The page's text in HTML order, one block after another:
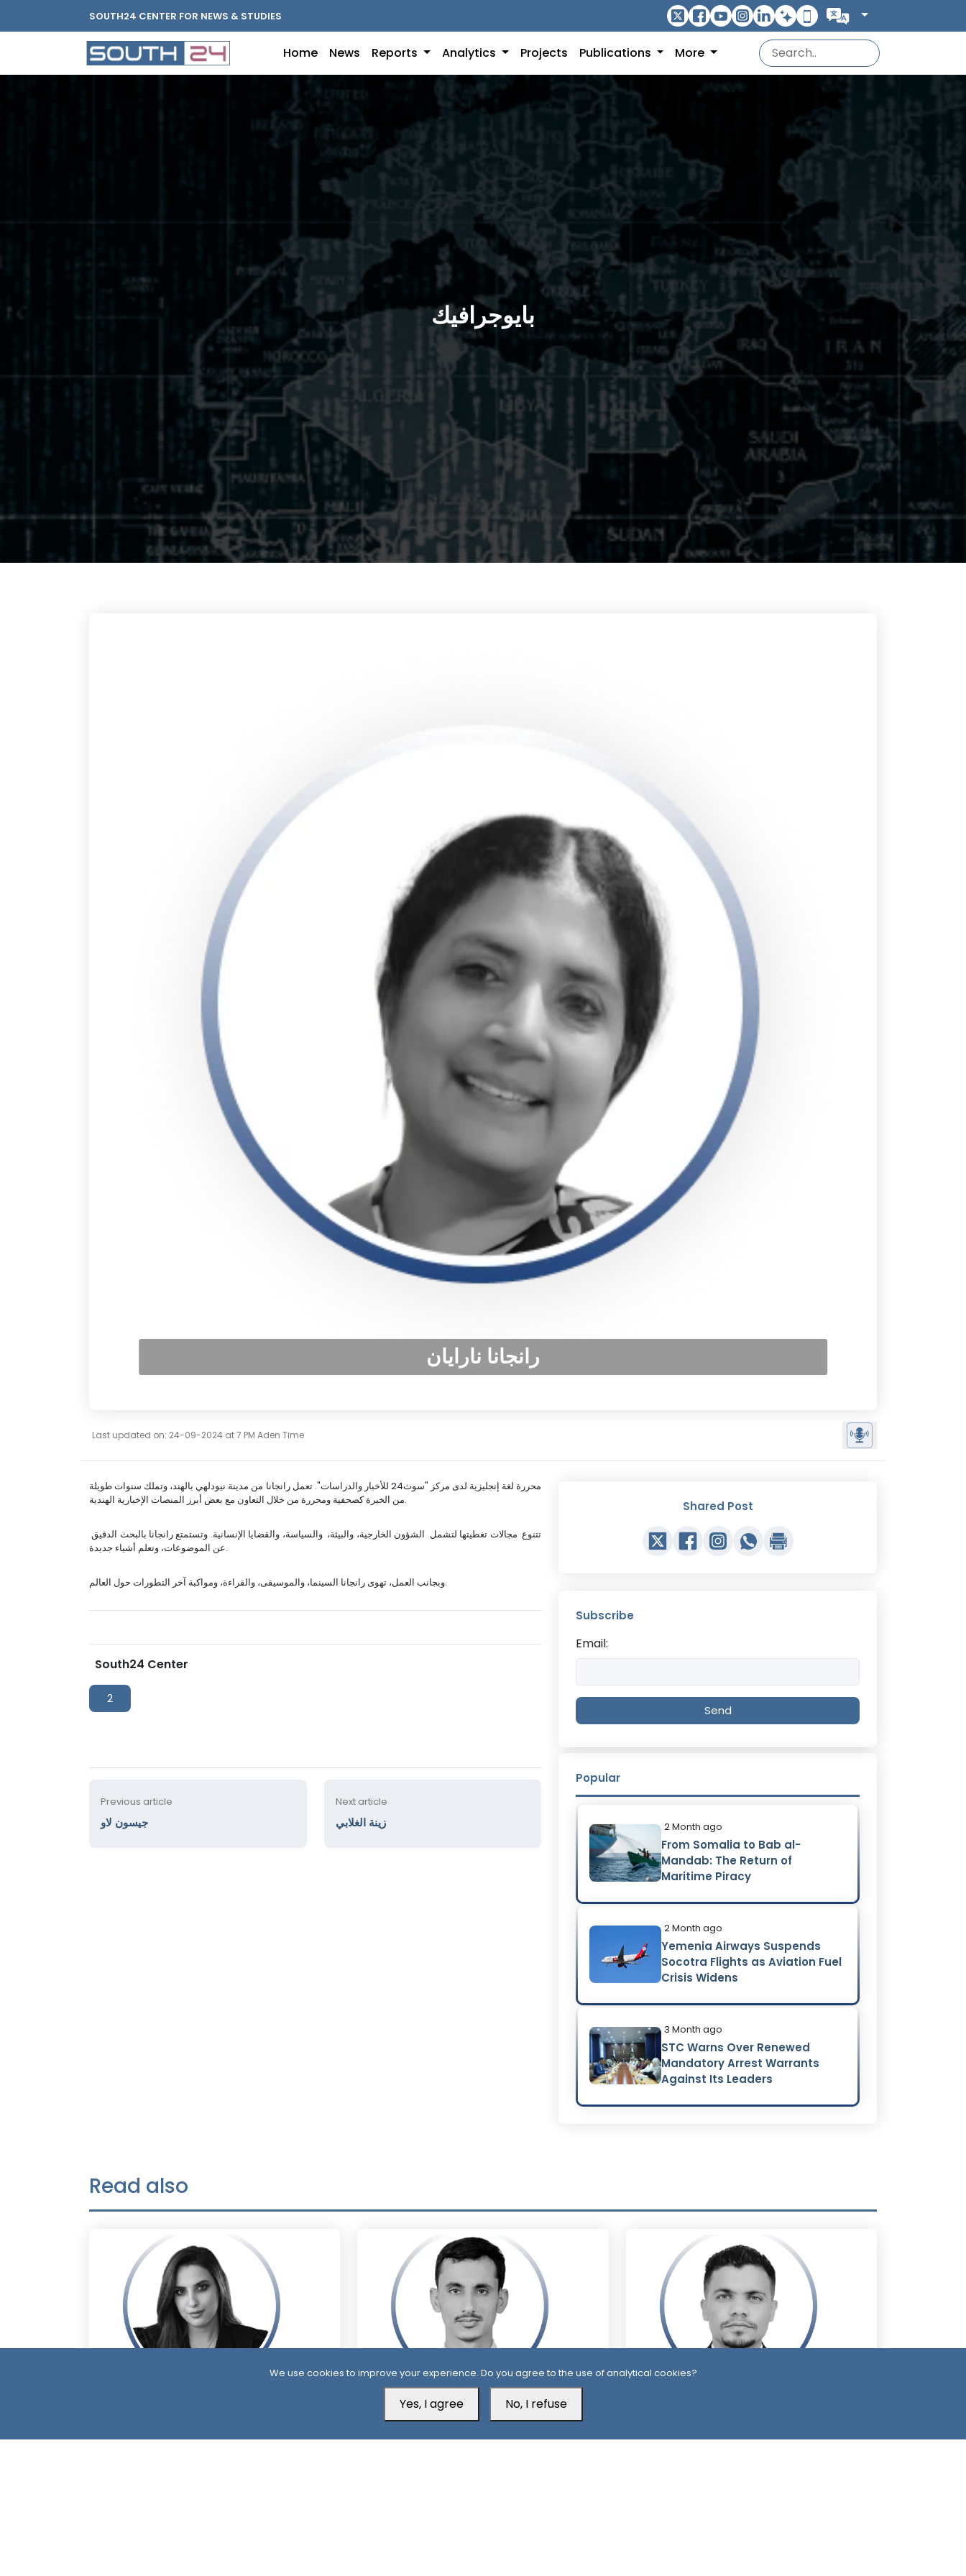
SOUTH24 CENTER FOR NEWS & STUDIES
Home News Reports Analytics Projects Publications More
بايوجرافيك
رانجانا نارايان
Last updated on: 24-09-2024 at 7 PM Aden Time
محررة لغة إنجليزية لدى مركز "سوث24 للأخبار والدراسات". تعمل رانجانا من مدينة نيودلهي بالهند، وتملك سنوات طويلة
من الخبرة كصحفية ومحررة من خلال التعاون مع بعض أبرز المنصات الإخبارية الهندية.
تتنوع مجالات تغطيتها لتشمل الشؤون الخارجية، والبيئة، والسياسة، والقضايا الإنسانية. وتستمتع رانجانا بالبحث الدقيق
عن الموضوعات، وتعلم أشياء جديدة.
وبجانب العمل، تهوى رانجانا السينما، والموسيقى، والقراءة، ومواكبة آخر التطورات حول العالم.
South24 Center
2
Previous article
جيسون لاو
Next article
زينة الغلابي
Shared Post
Subscribe
Email:
Send
Popular
2 Month ago
From Somalia to Bab al-
Mandab: The Return of
Maritime Piracy
2 Month ago
Yemenia Airways Suspends
Socotra Flights as Aviation Fuel
Crisis Widens
3 Month ago
STC Warns Over Renewed
Mandatory Arrest Warrants
Against Its Leaders
Read also
We use cookies to improve your experience. Do you agree to the use of analytical cookies?
Yes, I agree No, I refuse